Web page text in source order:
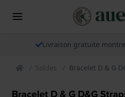
Livraison gratuite
Soldes Bracelet D & G
Bracelet D & G D&G